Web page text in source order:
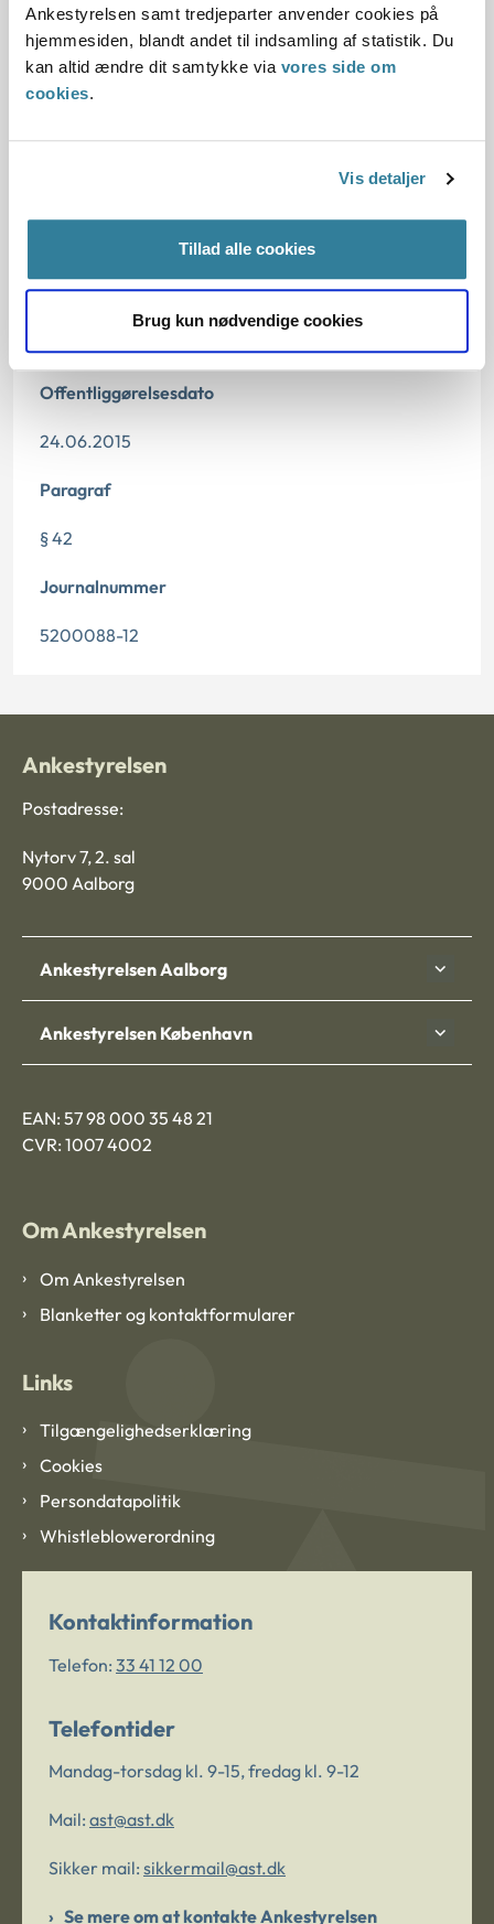
Ankestyrelsen samt tredjeparter anvender cookies på
hjemmesiden, blandt andet til indsamling af statistik. Du
kan altid ændre dit samtykke via vores side om
cookies.
Vis detaljer
Tillad alle cookies
Brug kun nødvendige cookies
Begrundelsen for afgørelsen
Dato for underskrift
Offentliggørelsesdato
24.06.2015
Paragraf
§ 42
Journalnummer
5200088-12
Ankestyrelsen
Postadresse:
Nytorv 7, 2. sal
9000 Aalborg
Ankestyrelsen Aalborg
Ankestyrelsen København
EAN: 57 98 000 35 48 21
CVR: 1007 4002
Om Ankestyrelsen
Om Ankestyrelsen
Blanketter og kontaktformularer
Links
Tilgængelighedserklæring
Cookies
Persondatapolitik
Whistleblowerordning
Kontaktinformation
Telefon: 33 41 12 00
Telefontider
Mandag-torsdag kl. 9-15, fredag kl. 9-12
Mail: ast@ast.dk
Sikker mail: sikkermail@ast.dk
Se mere om at kontakte Ankestyrelsen